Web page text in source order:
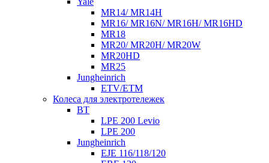
MR14/ MR14H
MR16/ MR16N/ MR16H/ MR16HD
MR18
MR20/ MR20H/ MR20W
MR20HD
MR25
Jungheinrich
ETV/ETM
Колеса для электротележек
BT
LPE 200 Levio
LPE 200
Jungheinrich
EJE 116/118/120